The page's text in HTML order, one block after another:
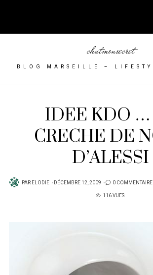
chutmonsecret
BLOG MARSEILLE –
IDEE KDO
CRECHE DE
D’ALESSI
PAR ELODIE
PUBLIÉ
DÉCEMBRE 12, 2009 0 COMMENTAIRE
116 VUES